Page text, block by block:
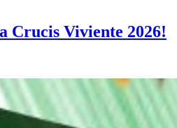
Crucis Viviente 2026!